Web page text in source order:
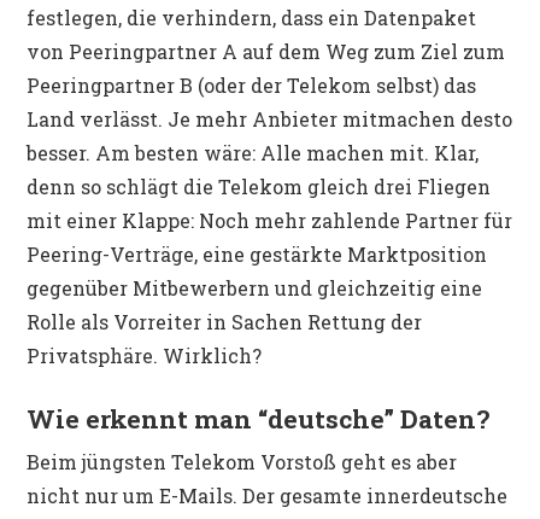
festlegen, die verhindern, dass ein Datenpaket
von Peeringpartner A auf dem Weg zum Ziel zum
Peeringpartner B (oder der Telekom selbst) das
Land verlässt. Je mehr Anbieter mitmachen desto
besser. Am besten wäre: Alle machen mit. Klar,
denn so schlägt die Telekom gleich drei Fliegen
mit einer Klappe: Noch mehr zahlende Partner für
Peering-Verträge, eine gestärkte Marktposition
gegenüber Mitbewerbern und gleichzeitig eine
Rolle als Vorreiter in Sachen Rettung der
Privatsphäre. Wirklich?
Wie erkennt man “deutsche” Daten?
Beim jüngsten Telekom Vorstoß geht es aber
nicht nur um E-Mails. Der gesamte innerdeutsche